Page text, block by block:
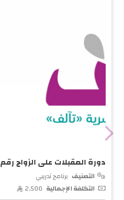
دورة المقبلات على الزواج رقم 145
التصنيف برنامج تدريبي
التكلفة الإجمالية